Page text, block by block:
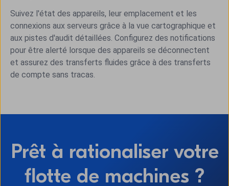
Suivez l'état des appareils, leur emplacement et les
connexions aux serveurs grâce à la vue cartographique et
aux pistes d'audit détaillées. Configurez des notifications
pour être alerté lorsque des appareils se déconnectent
et assurez des transferts fluides grâce à des transferts
de compte sans tracas.
Prêt à rationaliser votre
flotte de machines ?